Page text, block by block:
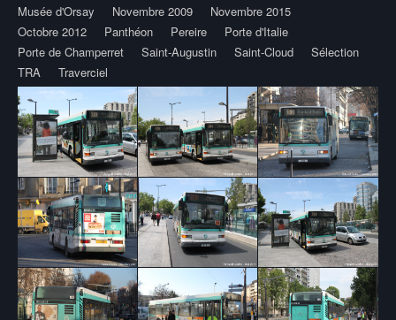
Musée d'Orsay
Novembre 2009
Novembre 2015
Octobre 2012
Panthéon Pereire
Porte d'Italie
Porte de Champerret
Saint-Augustin Saint-Cloud
Sélection
TRA
Traverciel